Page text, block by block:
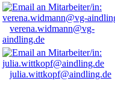
verena.widmann@vg-
aindling.de
julia.wittkopf@aindling.de